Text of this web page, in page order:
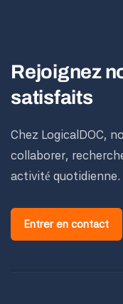
Rejoignez
satisfaits
Chez LogicalDOC,
collaborer,
activité quotidienne.
Entrer en contact